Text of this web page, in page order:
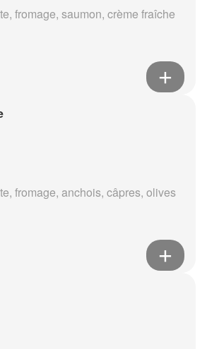
fromage, saumon, crème fraîche
fromage, anchois, câpres, olives